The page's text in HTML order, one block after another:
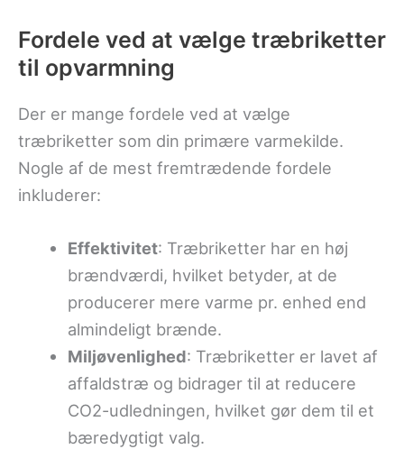
Fordele ved at vælge træbriketter
til opvarmning
Der er mange fordele ved at vælge
træbriketter som din primære varmekilde.
Nogle af de mest fremtrædende fordele
inkluderer:
Effektivitet: Træbriketter har en høj
brændværdi, hvilket betyder, at de
producerer mere varme pr. enhed end
almindeligt brænde.
Miljøvenlighed: Træbriketter er lavet af
affaldstræ og bidrager til at reducere
CO2-udledningen, hvilket gør dem til et
bæredygtigt valg.